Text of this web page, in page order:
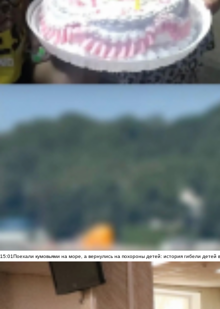
15:01Поехали кумовьями на море, а вернулись на похороны детей: история гибели детей